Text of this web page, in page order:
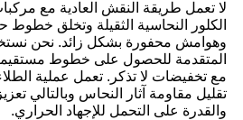
لا تعمل طريقة النقش العادية مع
الكلور النحاسية الثقيلة وتخلق خطوط
وهوامش محفورة بشكل زائد. نحن
المتقدمة للحصول على خطوط
مع تخفيضات لا تذكر. تعمل عملية
تقليل مقاومة آثار النحاس وبالتالي
والقدرة على التحمل للإجهاد الحراري.